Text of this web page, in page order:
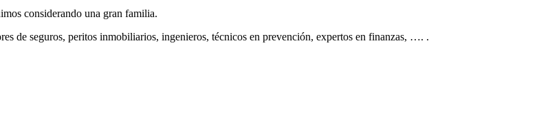
considerando una gran familia.
de seguros, peritos inmobiliarios, ingenieros, técnicos en prevención, expertos en finanzas, …. .